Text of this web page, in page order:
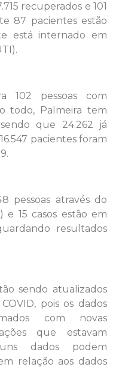
recuperados e 101
87 pacientes estão
está internado em
102 pessoas com
todo, Palmeira tem
que 24.262 já
pacientes foram
pessoas através do
e 15 casos estão em
resultados
sendo atualizados
pois os dados
com novas
que estavam
dados podem
relação aos dados